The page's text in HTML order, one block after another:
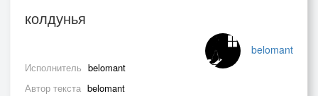
колдунья
belomant
Исполнитель belomant
Автор текста belomant